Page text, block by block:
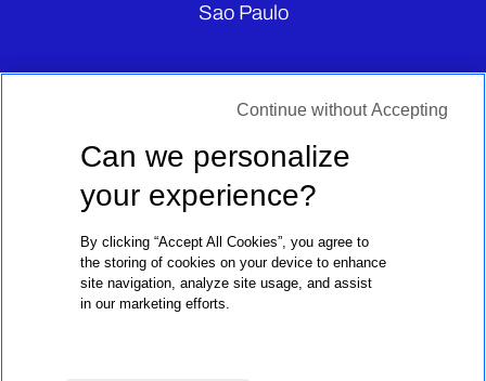
Sao Paulo
CONTATE-NOS
Can we personalize
your experience?
By clicking “Accept All Cookies”, you agree to
the storing of cookies on your device to enhance
site navigation, analyze site usage, and assist
in our marketing efforts.
Continue without Accepting